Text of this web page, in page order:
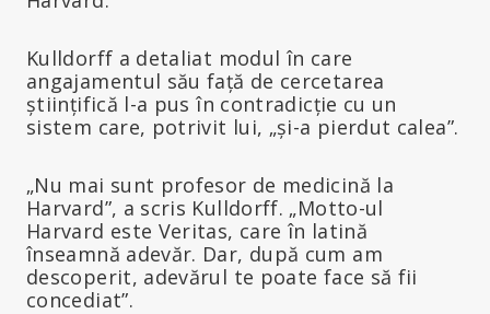
Kulldorff a detaliat modul în care
angajamentul său față de cercetarea
științifică l-a pus în contradicție cu un
sistem care, potrivit lui, „și-a pierdut calea”.
„Nu mai sunt profesor de medicină la
Harvard”, a scris Kulldorff. „Motto-ul
Harvard este Veritas, care în latină
înseamnă adevăr. Dar, după cum am
descoperit, adevărul te poate face să fii
concediat”.